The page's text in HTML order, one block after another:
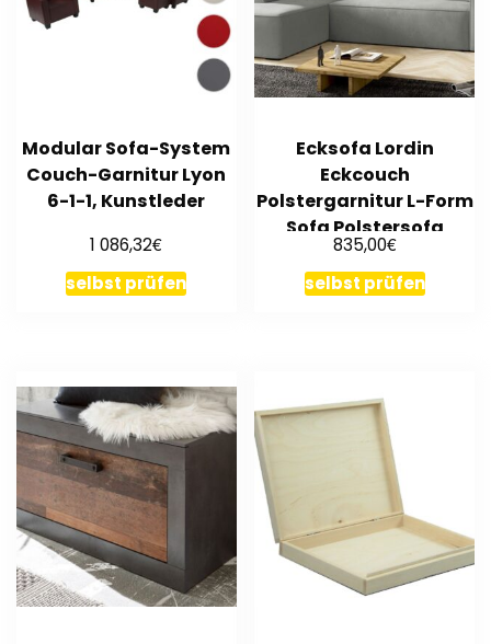
Modular Sofa-System
Couch-Garnitur Lyon
6-1-1, Kunstleder
1 086,32€
selbst prüfen
Ecksofa Lordin
Eckcouch
Polstergarnitur L-Form
Sofa Polstersofa
Polsterecke Neu M24
835,00€
selbst prüfen